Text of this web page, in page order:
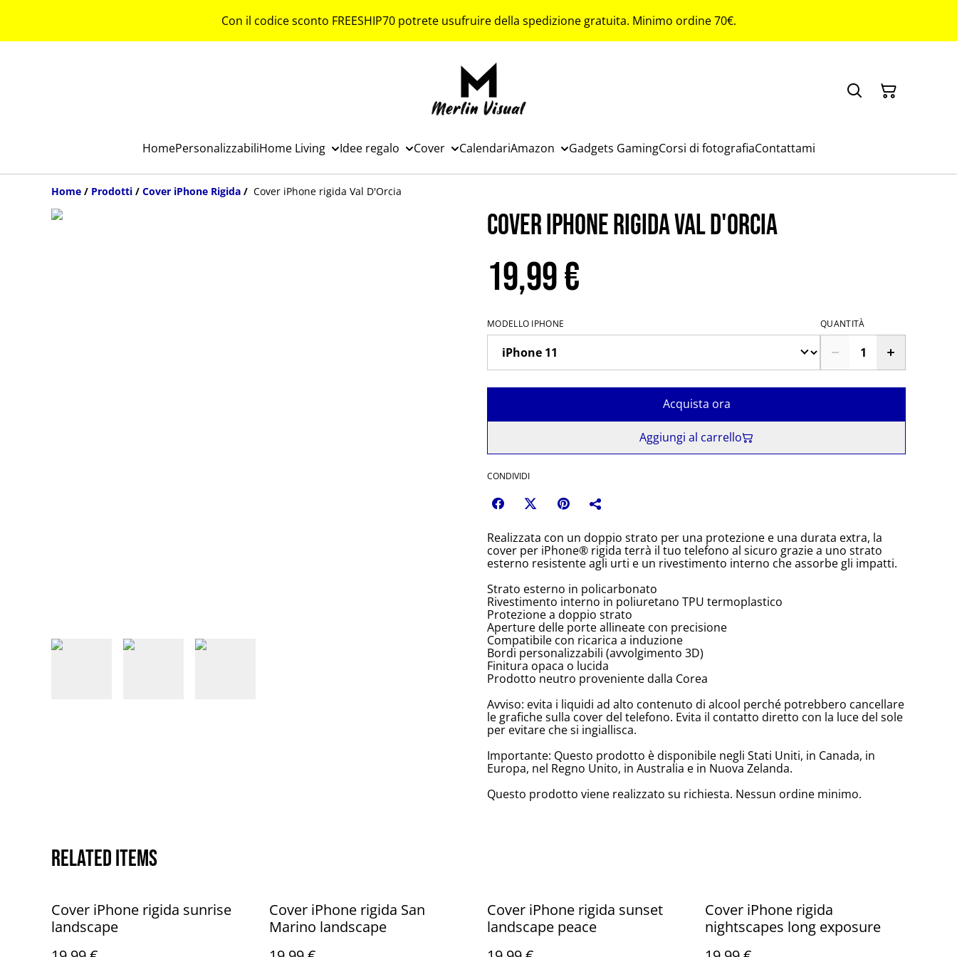
Con il codice sconto FREESHIP70 potrete usufruire della spedizione gratuita. Minimo ordine 70€.
HomePersonalizzabiliHome Living Idee regalo Cover CalendariAmazon Gadgets GamingCorsi di fotografiaContattami
Home / Prodotti / Cover iPhone Rigida / Cover iPhone rigida Val D'Orcia
Cover iPhone rigida Val D'Orcia
19,99 €
MODELLO IPHONE QUANTITÀ
Acquista ora
Aggiungi al carrello
CONDIVIDI
Realizzata con un doppio strato per una protezione e una durata extra, la
cover per iPhone® rigida terrà il tuo telefono al sicuro grazie a uno strato
esterno resistente agli urti e un rivestimento interno che assorbe gli impatti.
Strato esterno in policarbonato
Rivestimento interno in poliuretano TPU termoplastico
Protezione a doppio strato
Aperture delle porte allineate con precisione
Compatibile con ricarica a induzione
Bordi personalizzabili (avvolgimento 3D)
Finitura opaca o lucida
Prodotto neutro proveniente dalla Corea
Avviso: evita i liquidi ad alto contenuto di alcool perché potrebbero cancellare
le grafiche sulla cover del telefono. Evita il contatto diretto con la luce del sole
per evitare che si ingiallisca.
Importante: Questo prodotto è disponibile negli Stati Uniti, in Canada, in
Europa, nel Regno Unito, in Australia e in Nuova Zelanda.
Questo prodotto viene realizzato su richiesta. Nessun ordine minimo.
Related items
Cover iPhone rigida sunrise
landscape
Cover iPhone rigida San
Marino landscape
Cover iPhone rigida sunset
landscape peace
Cover iPhone rigida
nightscapes long exposure